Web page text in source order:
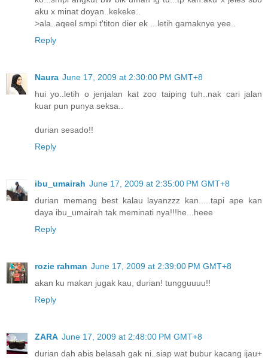
aku x minat doyan..kekeke..
>ala..aqeel smpi t'titon dier ek ...letih gamaknye yee..
Reply
Naura June 17, 2009 at 2:30:00 PM GMT+8
hui yo..letih o jenjalan kat zoo taiping tuh..nak cari jalan
kuar pun punya seksa..
durian sesado!!
Reply
ibu_umairah June 17, 2009 at 2:35:00 PM GMT+8
durian memang best kalau layanzzz kan.....tapi ape kan
daya ibu_umairah tak meminati nya!!!he...heee
Reply
rozie rahman June 17, 2009 at 2:39:00 PM GMT+8
akan ku makan jugak kau, durian! tungguuuu!!
Reply
ZARA June 17, 2009 at 2:48:00 PM GMT+8
durian dah abis belasah gak ni..siap wat bubur kacang ijau+